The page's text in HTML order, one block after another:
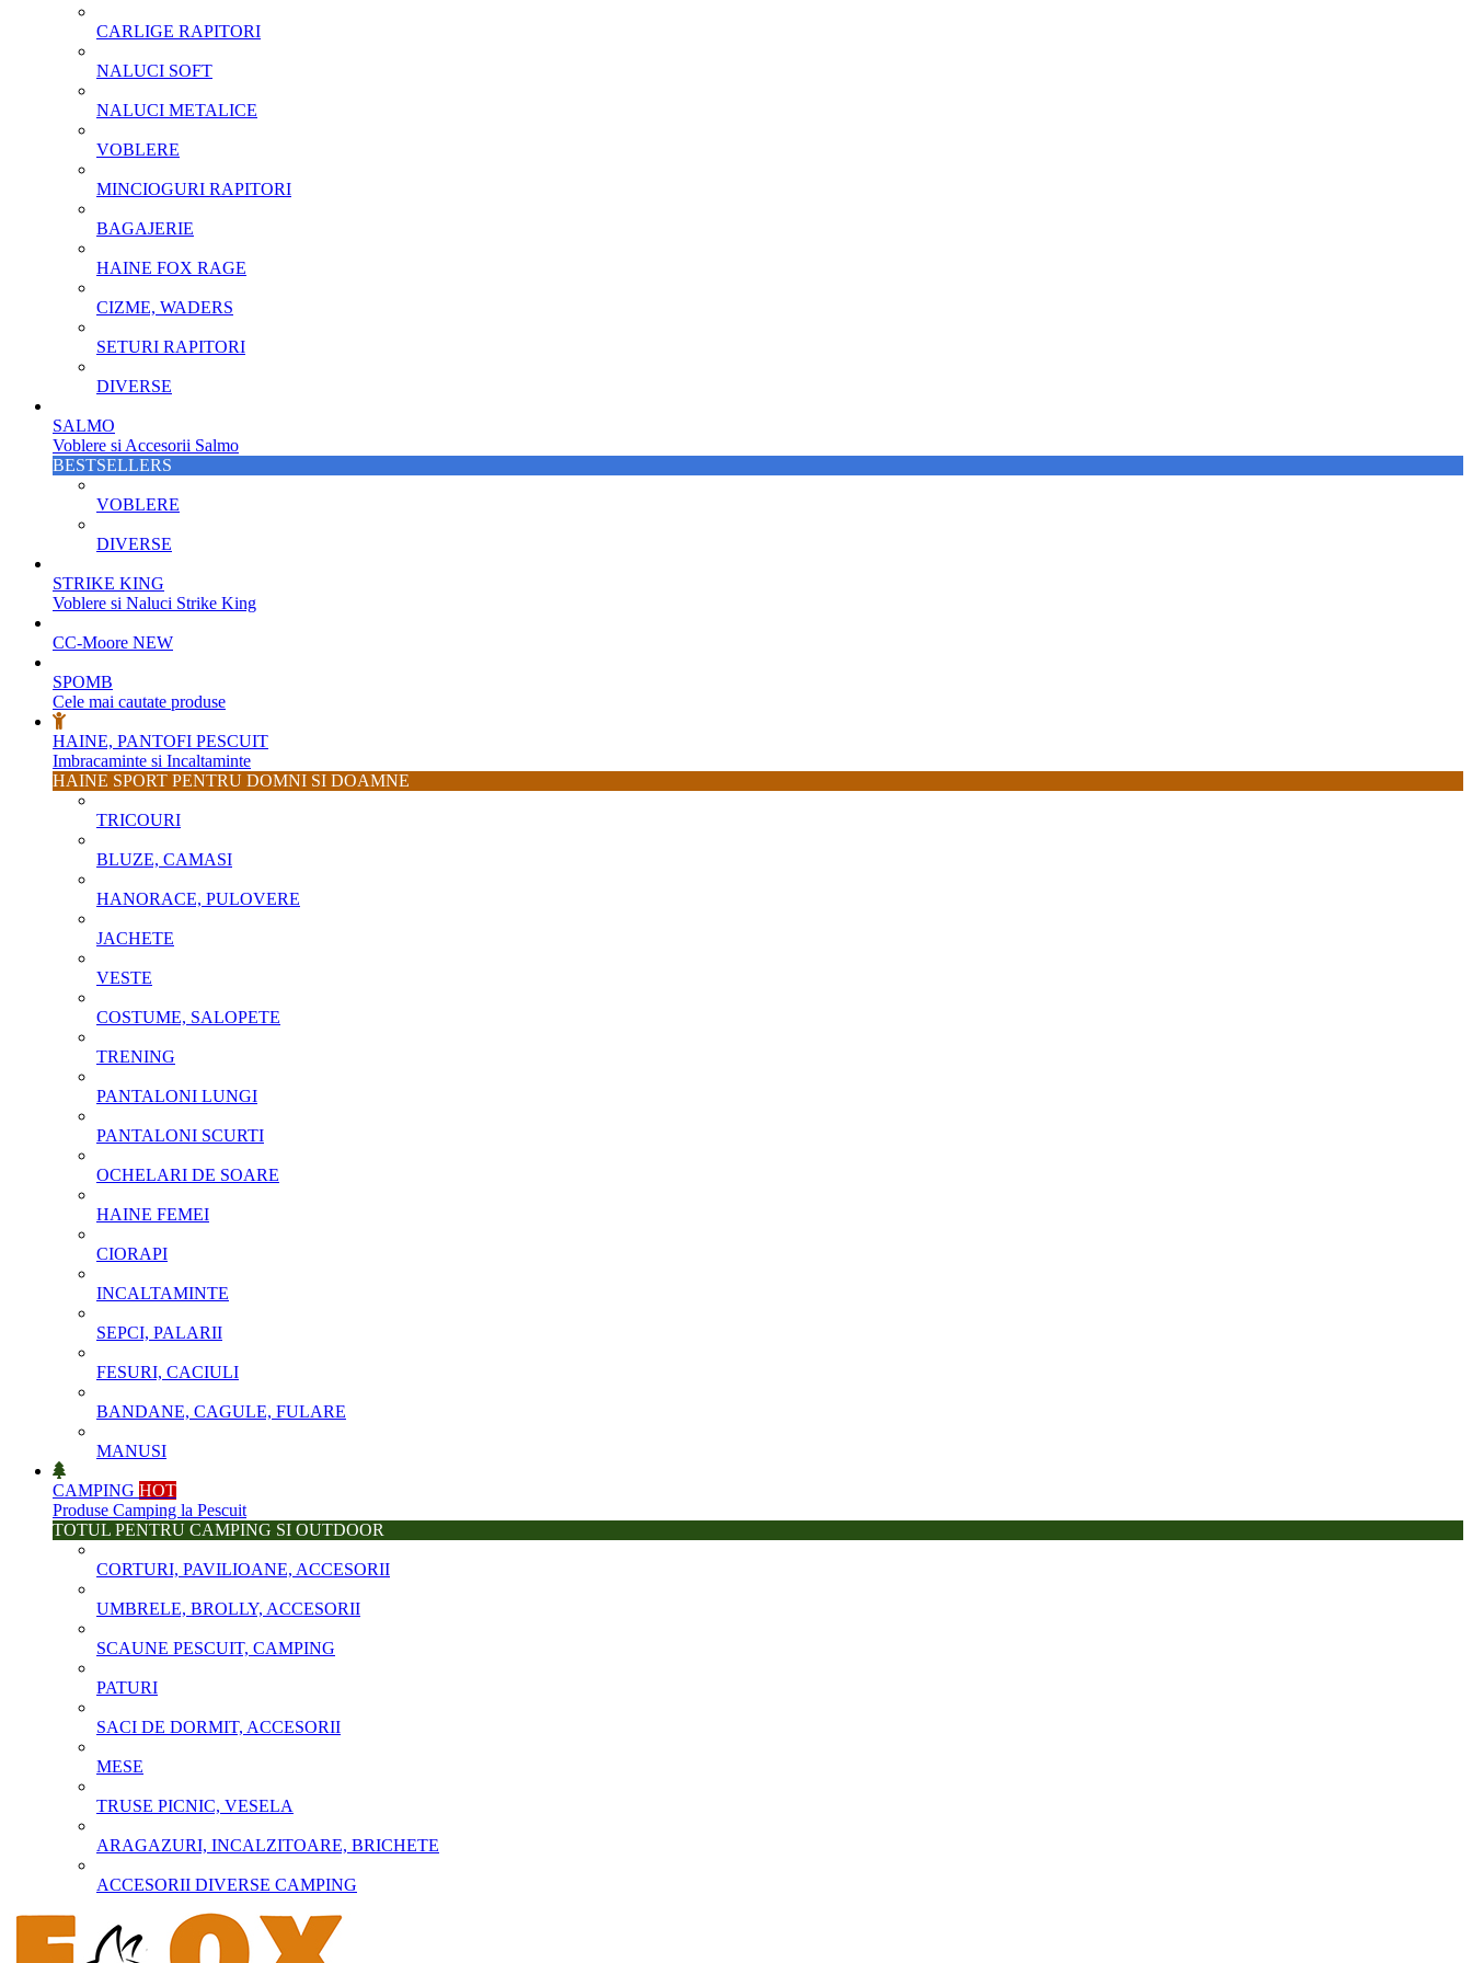
CARLIGE RAPITORI
NALUCI SOFT
NALUCI METALICE
VOBLERE
MINCIOGURI RAPITORI
BAGAJERIE
HAINE FOX RAGE
CIZME, WADERS
SETURI RAPITORI
DIVERSE
SALMO
Voblere si Accesorii Salmo
BESTSELLERS
VOBLERE
DIVERSE
STRIKE KING
Voblere si Naluci Strike King
CC-Moore NEW
SPOMB
Cele mai cautate produse
HAINE, PANTOFI PESCUIT
Imbracaminte si Incaltaminte
HAINE SPORT PENTRU DOMNI SI DOAMNE
TRICOURI
BLUZE, CAMASI
HANORACE, PULOVERE
JACHETE
VESTE
COSTUME, SALOPETE
TRENING
PANTALONI LUNGI
PANTALONI SCURTI
OCHELARI DE SOARE
HAINE FEMEI
CIORAPI
INCALTAMINTE
SEPCI, PALARII
FESURI, CACIULI
BANDANE, CAGULE, FULARE
MANUSI
CAMPING HOT
Produse Camping la Pescuit
TOTUL PENTRU CAMPING SI OUTDOOR
CORTURI, PAVILIOANE, ACCESORII
UMBRELE, BROLLY, ACCESORII
SCAUNE PESCUIT, CAMPING
PATURI
SACI DE DORMIT, ACCESORII
MESE
TRUSE PICNIC, VESELA
ARAGAZURI, INCALZITOARE, BRICHETE
ACCESORII DIVERSE CAMPING